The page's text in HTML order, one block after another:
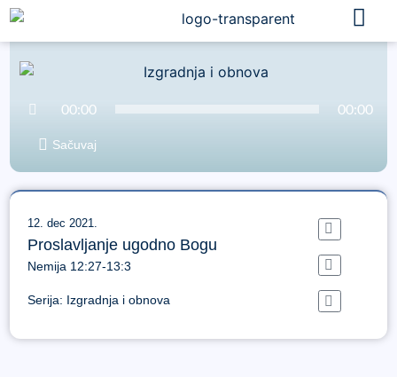
00:00 00:00
Sačuvaj
12. dec 2021.
Proslavljanje ugodno Bogu
Nemija 12:27-13:3
Serija: Izgradnja i obnova